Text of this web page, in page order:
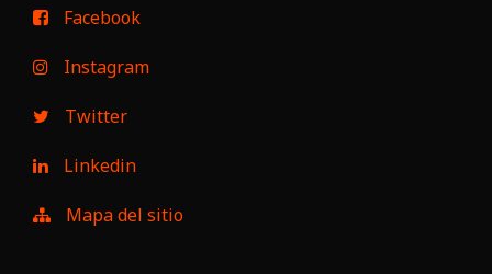
Facebook
Instagram
Twitter
Linkedin
Mapa del sitio